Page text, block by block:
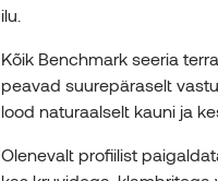
ilu.
Kõik Benchmark seeria
peavad suurepäraselt
lood naturaalselt kauni ja
Olenevalt profiilist